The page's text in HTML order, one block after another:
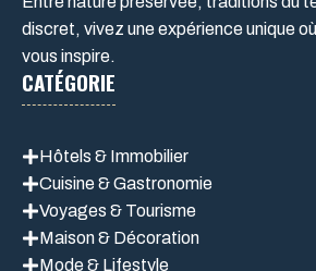
discret, vivez une expérience unique
vous inspire.
CATÉGORIE
Hôtels & Immobilier
Cuisine & Gastronomie
Voyages & Tourisme
Maison & Décoration
Mode & Lifestyle